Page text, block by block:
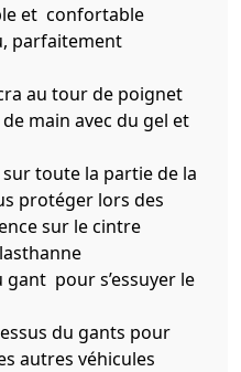
et confortable
parfaitement
au tour de poignet
main avec du gel et
toute la partie de la
protéger lors des
sur le cintre
gant pour s’essuyer le
du gants pour
autres véhicules